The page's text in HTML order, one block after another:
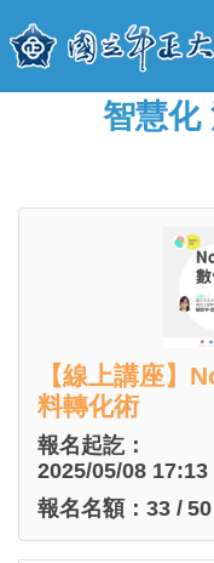
智慧化
【線上講座】
料轉化術
報名起訖：
2025/05/08
報名名額： 33 / 50